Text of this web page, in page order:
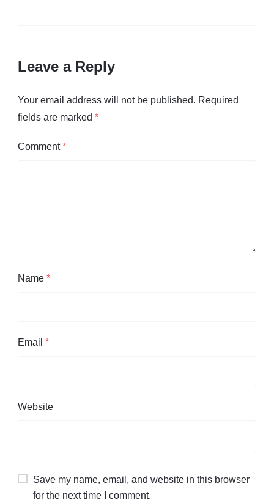
Leave a Reply
Your email address will not be published. Required
fields are marked *
Comment*
Name *
Email *
Website
Save my name, email, and website in this browser
for the next time I comment.